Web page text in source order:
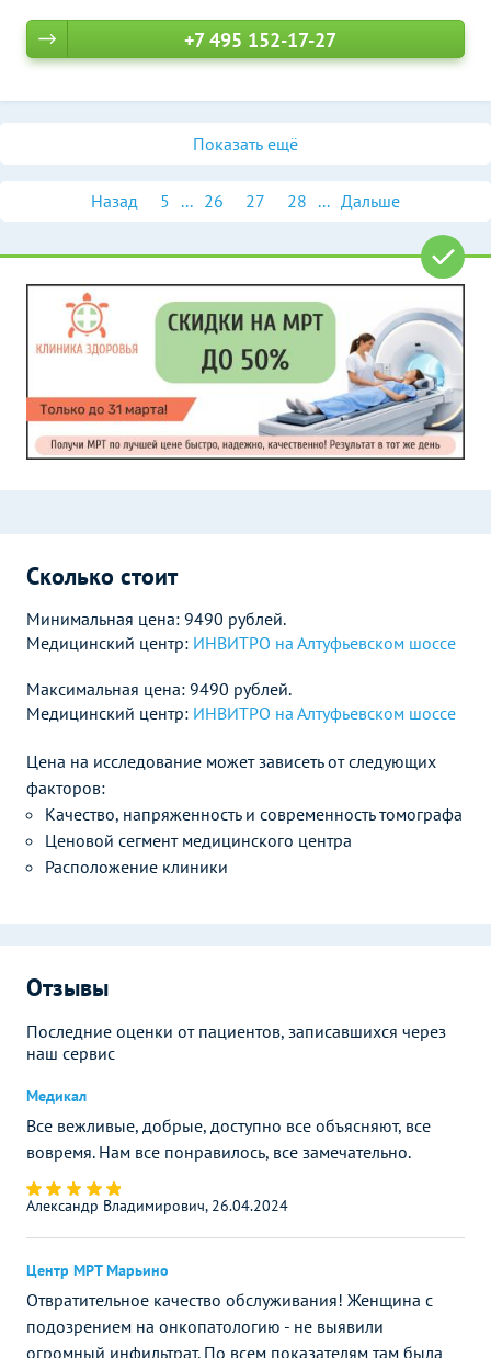
+7 495 152-17-27
Показать ещё
Назад 5 ... 26 27 28 ... Дальше
Сколько стоит
Минимальная цена: 9490 рублей.
Медицинский центр: ИНВИТРО на Алтуфьевском шоссе
Максимальная цена: 9490 рублей.
Медицинский центр: ИНВИТРО на Алтуфьевском шоссе
Цена на исследование может зависеть от следующих
факторов:
Качество, напряженность и современность томографа
Ценовой сегмент медицинского центра
Расположение клиники
Отзывы
Последние оценки от пациентов, записавшихся через
наш сервис
Медикал
Все вежливые, добрые, доступно все объясняют, все
вовремя. Нам все понравилось, все замечательно.
Александр Владимирович, 26.04.2024
Центр МРТ Марьино
Отвратительное качество обслуживания! Женщина с
подозрением на онкопатологию - не выявили
огромный инфильтрат. По всем показателям там была